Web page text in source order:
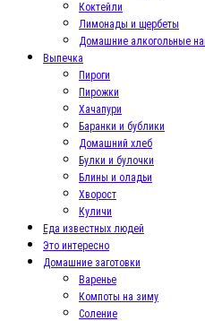
Коктейли
Лимонады и щербеты
Домашние алкогольные
Выпечка
Пироги
Пирожки
Хачапури
Баранки и бублики
Домашний хлеб
Булки и булочки
Блины и оладьи
Хворост
Куличи
Еда известных людей
Это интересно
Домашние заготовки
Варенье
Компоты на зиму
Соление